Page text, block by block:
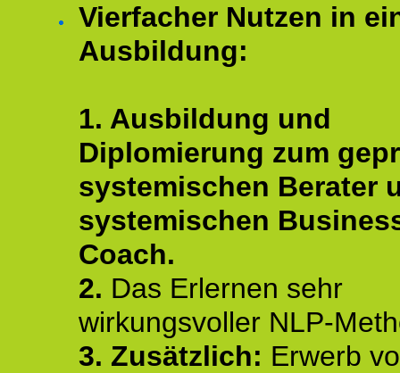
Vierfacher Nutzen in
Ausbildung:
1. Ausbildung und
Diplomierung zum
systemischen Berater
systemischen
Coach.
2. Das Erlernen sehr
wirkungsvoller NLP-
3. Zusätzlich: Erwerb